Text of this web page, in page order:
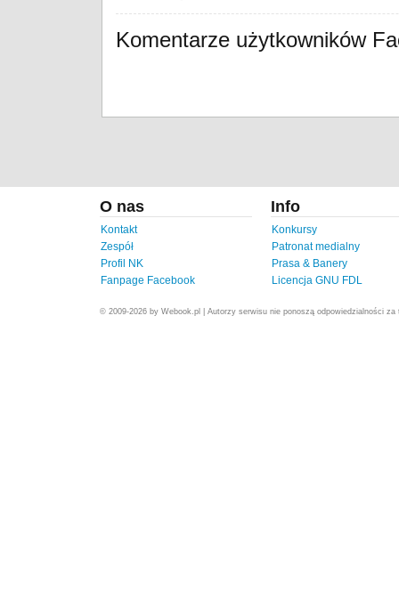
Komentarze użytkowników
O nas
Kontakt
Zespół
Profil NK
Fanpage Facebook
Info
Konkursy
Patronat medialny
Prasa & Banery
Licencja GNU FDL
© 2009-2026 by Webook.pl | Autorzy serwisu nie ponoszą odpowiedzialności